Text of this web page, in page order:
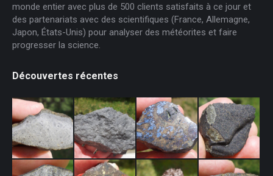
monde entier avec plus de 500 clients satisfaits à ce jour et
des partenariats avec des scientifiques (France, Allemagne,
Japon, États-Unis) pour analyser des météorites et faire
progresser la science.
Découvertes récentes